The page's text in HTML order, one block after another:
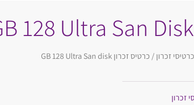
זכרון / כרטיס זכרון GB 128 Ultra San disk
זכרון